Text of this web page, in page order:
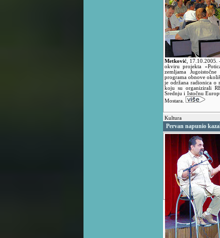
Metković 17.10.2005.
okviru projekta
zemljama
programa obnove
je održana radionica o
koju su organizirali
Srednju i Istočnu
Mostara.
Kultura
Pervan napunio